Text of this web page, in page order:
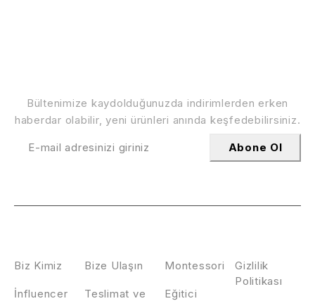
Bültenimize kaydolduğunuzda indirimlerden erken
haberdar olabilir, yeni ürünleri anında keşfedebilirsiniz.
Abone Ol
Bize Ulaşın
Teslimat ve
Montessori
Eğitici
Biz Kimiz
İnfluencer
Gizlilik
Politikası